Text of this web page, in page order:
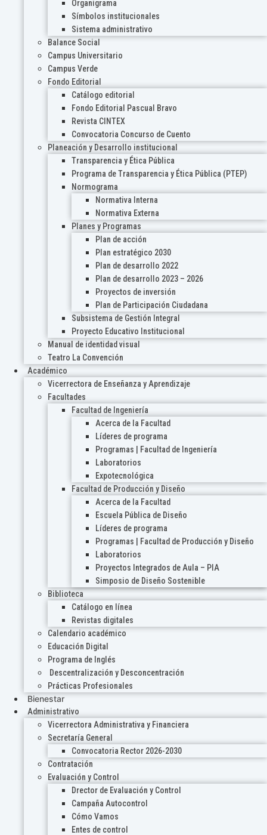
Organigrama
Símbolos institucionales
Sistema administrativo
Balance Social
Campus Universitario
Campus Verde
Fondo Editorial
Catálogo editorial
Fondo Editorial Pascual Bravo
Revista CINTEX
Convocatoria Concurso de Cuento
Planeación y Desarrollo institucional
Transparencia y Ética Pública
Programa de Transparencia y Ética Pública (PTEP)
Normograma
Normativa Interna
Normativa Externa
Planes y Programas
Plan de acción
Plan estratégico 2030
Plan de desarrollo 2022
Plan de desarrollo 2023 – 2026
Proyectos de inversión
Plan de Participación Ciudadana
Subsistema de Gestión Integral
Proyecto Educativo Institucional
Manual de identidad visual
Teatro La Convención
Académico
Vicerrectora de Enseñanza y Aprendizaje
Facultades
Facultad de Ingeniería
Acerca de la Facultad
Líderes de programa
Programas | Facultad de Ingeniería
Laboratorios
Expotecnológica
Facultad de Producción y Diseño
Acerca de la Facultad
Escuela Pública de Diseño
Líderes de programa
Programas | Facultad de Producción y Diseño
Laboratorios
Proyectos Integrados de Aula – PIA
Simposio de Diseño Sostenible
Biblioteca
Catálogo en línea
Revistas digitales
Calendario académico
Educación Digital
Programa de Inglés
Descentralización y Desconcentración
Prácticas Profesionales
Bienestar
Administrativo
Vicerrectora Administrativa y Financiera
Secretaría General
Convocatoria Rector 2026-2030
Contratación
Evaluación y Control
Drector de Evaluación y Control
Campaña Autocontrol
Cómo Vamos
Entes de control